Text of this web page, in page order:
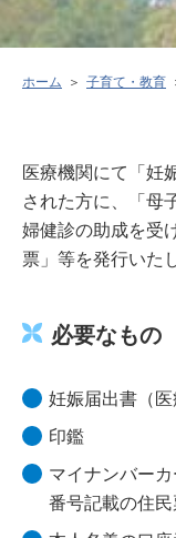
ホーム 子育て・教育
医療機関にて「妊
された方に、「母
婦健診の助成を受
票」等を発行いた
必要なもの
妊娠届出書（医
印鑑
マイナンバー
番号記載の住民